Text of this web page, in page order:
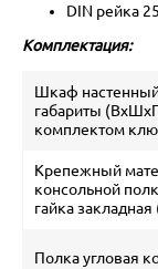
DIN рейка
Комплектация:
Шкаф настенный
габариты
комплектом
Крепежный
консольной
гайка
Полка угловая